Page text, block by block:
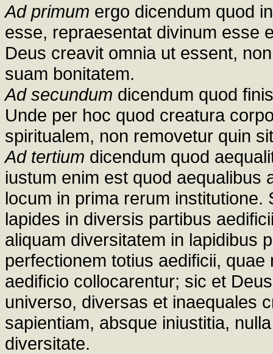
Ad primum ergo dicendum quod
esse, repraesentat divinum esse
Deus creavit omnia ut essent,
suam bonitatem.
Ad secundum dicendum quod
Unde per hoc quod creatura
spiritualem, non removetur quin
Ad tertium dicendum quod
iustum enim est quod aequalibus
locum in prima rerum
lapides in diversis partibus
aliquam diversitatem in lapidibus
perfectionem totius aedificii,
aedificio collocarentur; sic et
universo, diversas et inaequales
sapientiam, absque iniustitia,
diversitate.